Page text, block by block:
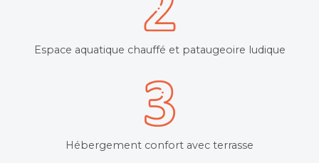
Espace aquatique chauffé et pataugeoire ludique
Hébergement confort avec terrasse